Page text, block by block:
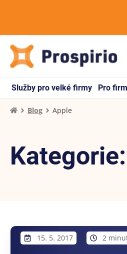
Služby pro velké firmy Pro
Blog Apple
15. 5. 2017 2